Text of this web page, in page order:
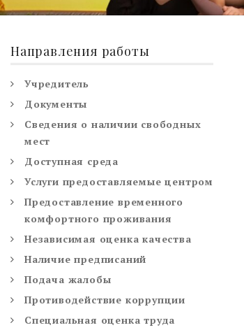
Направления работы
Учредитель
Документы
Сведения о наличии свободных
мест
Доступная среда
Услуги предоставляемые центром
Предоставление временного
комфортного проживания
Независимая оценка качества
Наличие предписаний
Подача жалобы
Противодействие коррупции
Специальная оценка труда